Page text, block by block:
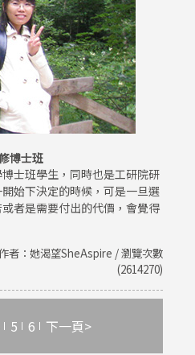
博士班
士班學生，同時也是工研院研
始下決定的時候，可是一旦選
者是需要付出的代價，會覺得
者：她渴望SheAspire / 瀏覽次數
(2614270)
5 6 下一頁>